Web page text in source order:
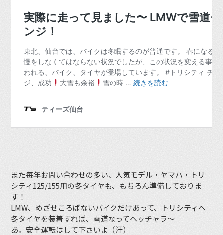
また毎年お問い合わせの多い、人気モデル・ヤマハ・トリ
シティ125/155用の冬タイヤも、もちろん準備しておりま
す！
LMW、めざせころばないバイクだけあって、トリシティへ
冬タイヤを装着すれば、雪道なってヘッチャラ〜
あ。安全運転はして下さいよ（汗）